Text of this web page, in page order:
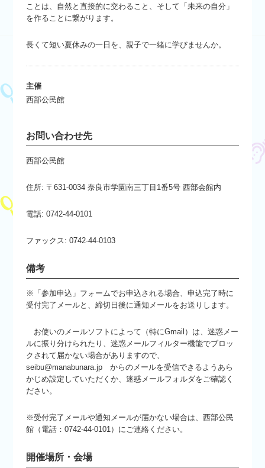
ことは、自然と直接的に交わること、そして「未来の自分」
を作ることに繋がります。
長くて短い夏休みの一日を、親子で一緒に学びませんか。
主催
西部公民館
お問い合わせ先
西部公民館
住所: 〒631-0034 奈良市学園南三丁目1番5号 西部会館内
電話: 0742-44-0101
ファックス: 0742-44-0103
備考
※「参加申込」フォームでお申込される場合、申込完了時に
受付完了メールと、締切日後に通知メールをお送りします。
お使いのメールソフトによって（特にGmail）は、迷惑メー
ルに振り分けられたり、迷惑メールフィルター機能でブロッ
クされて届かない場合がありますので、
seibu@manabunara.jp からのメールを受信できるようあら
かじめ設定していただくか、迷惑メールフォルダをご確認く
ださい。
※受付完了メールや通知メールが届かない場合は、西部公民
館（電話：0742-44-0101）にご連絡ください。
開催場所・会場